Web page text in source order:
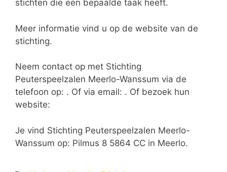
stichten die een bepaalde taak heeft.
Meer informatie vind u op de website van de
stichting.
Neem contact op met Stichting
Peuterspeelzalen Meerlo-Wanssum via de
telefoon op: . Of via email: . Of bezoek hun
website:
Je vind Stichting Peuterspeelzalen Meerlo-
Wanssum op: Pilmus 8 5864 CC in Meerlo.